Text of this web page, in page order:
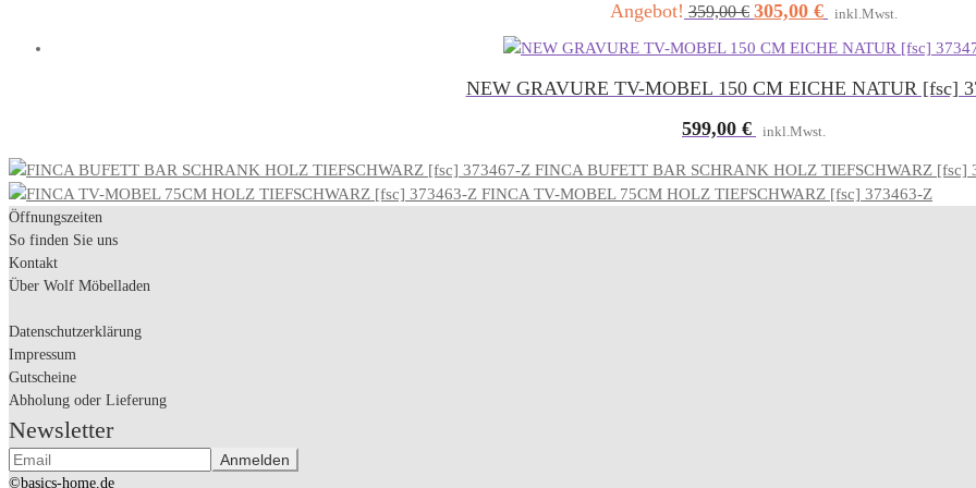
Angebot! 359,00€ Ursprünglicher
war:
359,00 €
305,00 €Aktueller
ist:
305,00 €.
inkl.Mwst.
NEW GRAVURE TV-MOBEL 150 CM EICHE NATUR [fsc]
599,00 € inkl.Mwst.
FINCA BUFETT BAR SCHRANK HOLZ TIEFSCHWARZ [fsc]
FINCA TV-MOBEL 75CM HOLZ TIEFSCHWARZ [fsc] 373463-Z
Öffnungszeiten
So finden Sie uns
Kontakt
Über Wolf Möbelladen
Datenschutzerklärung
Impressum
Gutscheine
Abholung oder Lieferung
Newsletter
©basics-home.de